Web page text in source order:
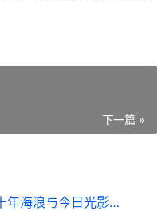
下一篇 »
刺客信条4黑旗画质对比，十年海浪与今日光影的对话